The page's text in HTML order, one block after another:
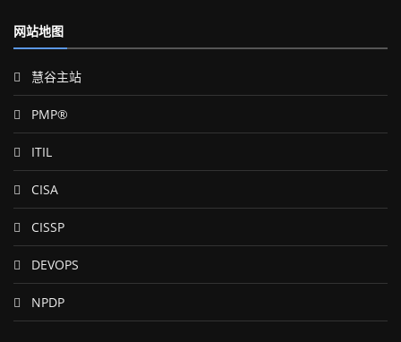
网站地图
慧谷主站
PMP®
ITIL
CISA
CISSP
DEVOPS
NPDP